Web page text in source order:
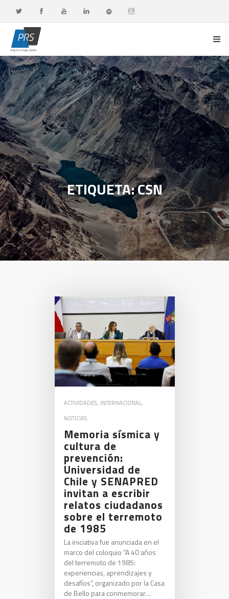
PORTADA
LÍNEAS DE INVESTIGACIÓN
OBSERVATORIO G-DATA
DOCENCIA Y FORMACIÓN CONTINUA
DIFUSIÓN Y VALORACIÓN CIUDADANA
ETIQUETA: CSN
ACTIVIDADES, INTERNACIONAL,
NOTICIAS
Memoria sísmica y
cultura de
prevención:
Universidad de
Chile y SENAPRED
invitan a escribir
relatos ciudadanos
sobre el terremoto
de 1985
La iniciativa fue anunciada en el
marco del coloquio “A 40 años
del terremoto de 1985:
experiencias, aprendizajes y
desafíos”, organizado por la Casa
de Bello para conmemorar…